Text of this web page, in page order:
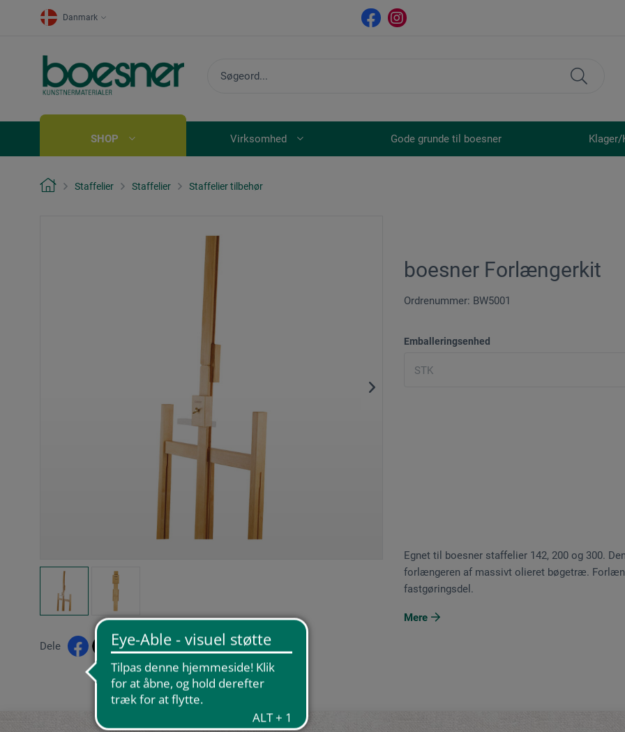
Danmark
SHOP Virksomhed Gode grunde til boesner
Staffelier Staffelier Staffelier tilbehør
boesner Forlængerkit
Ordrenummer: BW5001
Emballeringsenhed
Dele
Egnet til boesner staffelier 142, 200 og 300.
forlængeren af massivt olieret bøgetræ.
fastgøringsdel.
Mere